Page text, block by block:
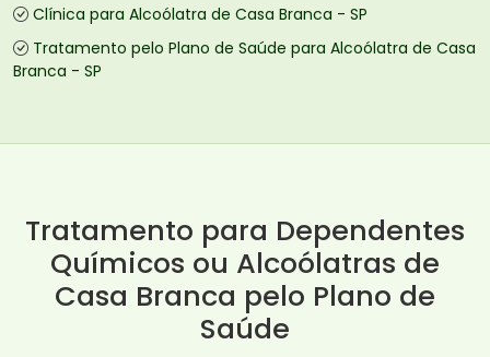
Clínica para Alcoólatra de Casa Branca - SP
Tratamento pelo Plano de Saúde para Alcoólatra de Casa
Branca - SP
Tratamento para Dependentes
Químicos ou Alcoólatras de
Casa Branca pelo Plano de
Saúde